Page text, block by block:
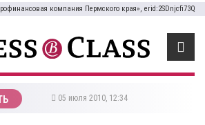
компания Пермского края», erid:2SDnjcfi73Q
05 июля 2010, 12:34